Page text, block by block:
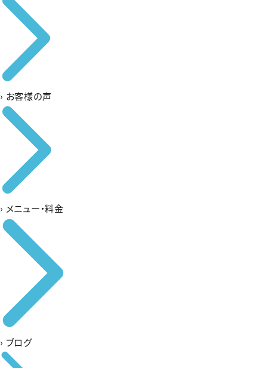
› お客様の声
› メニュー・料金
› ブログ